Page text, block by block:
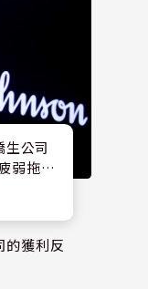
公司
弱拖累
的獲利反